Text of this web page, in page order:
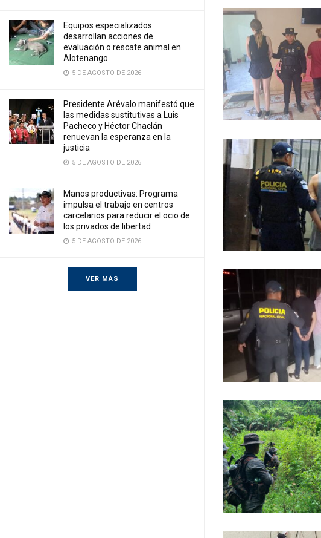
Equipos especializados
desarrollan acciones de
evaluación o rescate animal en
Alotenango
5 DE AGOSTO DE 2026
Presidente Arévalo manifestó que
las medidas sustitutivas a Luis
Pacheco y Héctor Chaclán
renuevan la esperanza en la
justicia
5 DE AGOSTO DE 2026
Manos productivas: Programa
impulsa el trabajo en centros
carcelarios para reducir el ocio de
los privados de libertad
5 DE AGOSTO DE 2026
VER MÁS